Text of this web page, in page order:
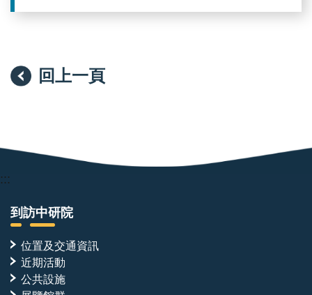
回上一頁
:::
到訪中研院
位置及交通資訊
近期活動
公共設施